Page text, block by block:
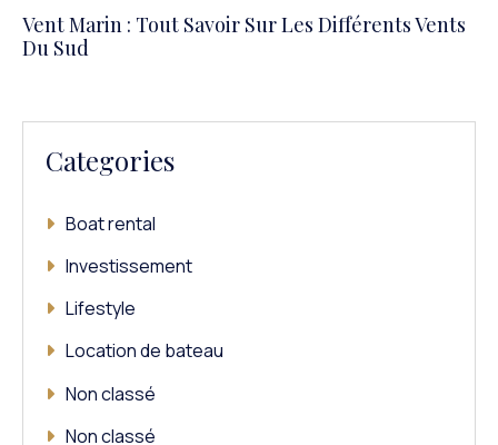
Vent Marin : Tout Savoir Sur Les Différents Vents
Du Sud
Categories
Boat rental
Investissement
Lifestyle
Location de bateau
Non classé
Non classé